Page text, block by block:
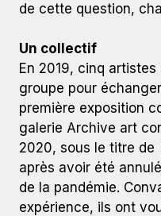
de cette question,
Un collectif
En 2019, cinq
groupe pour
première exposition
galerie Archive art
2020, sous le titre de
après avoir été
de la pandémie.
expérience, ils ont